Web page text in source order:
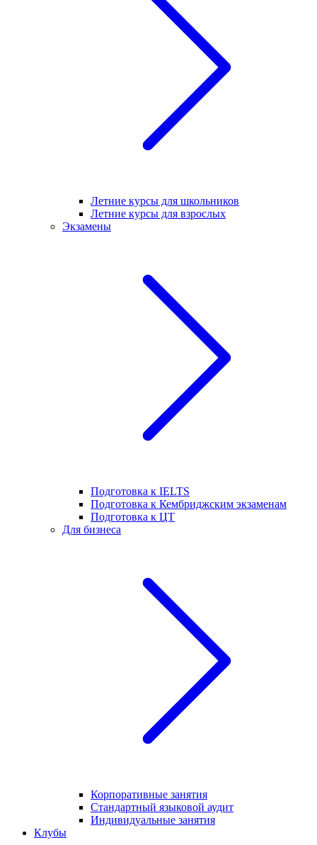
Летние курсы для школьников
Летние курсы для взрослых
Экзамены
Подготовка к IELTS
Подготовка к Кембриджским экзаменам
Подготовка к ЦТ
Для бизнеса
Корпоративные занятия
Стандартный языковой аудит
Индивидуальные занятия
Клубы